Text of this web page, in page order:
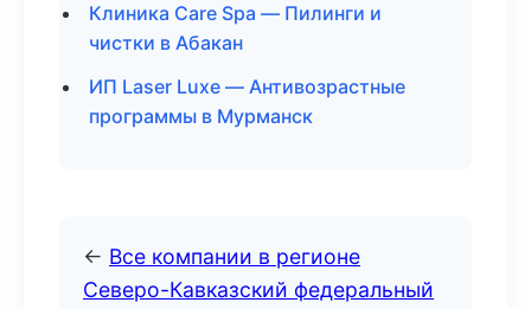
Клиника Care Spa — Пилинги и
чистки в Абакан
ИП Laser Luxe — Антивозрастные
программы в Мурманск
← Все компании в регионе
Северо-Кавказский федеральный